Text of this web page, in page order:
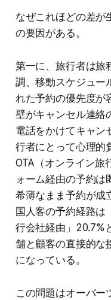
なぜこれほどの差が
の要因がある。
第一に、旅行者は旅
調、移動スケジュー
れた予約の優先度が
壁がキャンセル連絡
電話をかけてキャン
行者にとって心理的
OTA（オンライン旅
ォーム経由の予約は
希薄なまま予約が成
国人客の予約経路は
行会社経由」20.7%
舗と顧客の直接的な
になっている。
この問題はオーバー